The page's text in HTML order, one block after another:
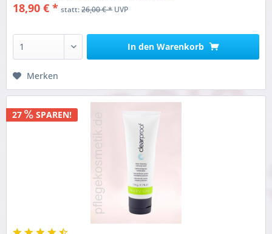
18,90 € * statt:26,00 € *UVP
In den Warenkorb
Merken
27 SPAREN!